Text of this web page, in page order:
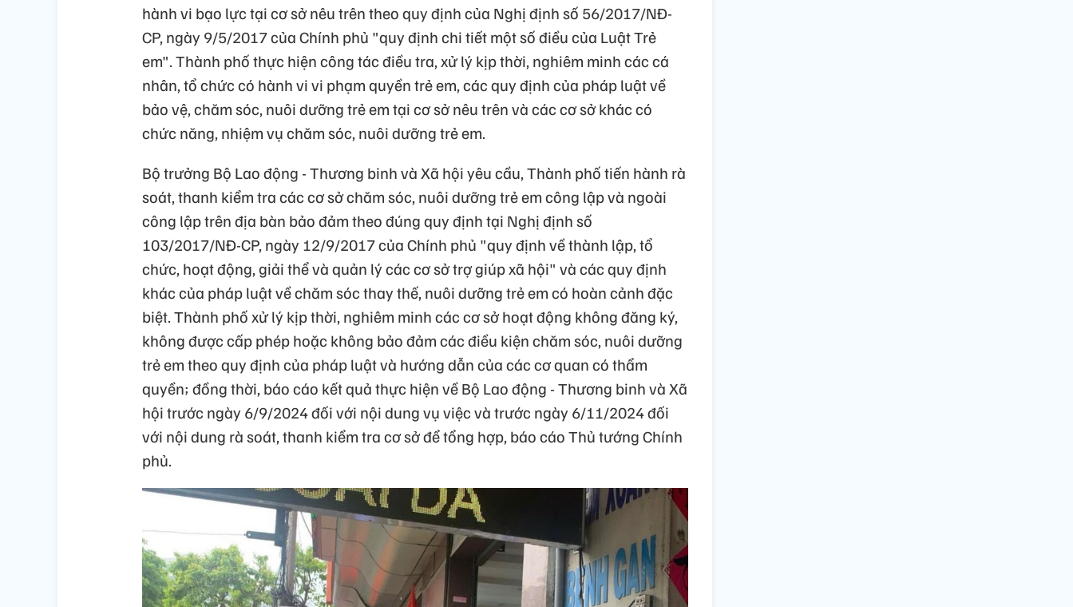
hành vi bạo lực tại cơ sở nêu trên theo quy định của Nghị định số 56/2017/NĐ-
CP, ngày 9/5/2017 của Chính phủ "quy định chi tiết một số điều của Luật Trẻ
em". Thành phố thực hiện công tác điều tra, xử lý kịp thời, nghiêm minh các cá
nhân, tổ chức có hành vi vi phạm quyền trẻ em, các quy định của pháp luật về
bảo vệ, chăm sóc, nuôi dưỡng trẻ em tại cơ sở nêu trên và các cơ sở khác có
chức năng, nhiệm vụ chăm sóc, nuôi dưỡng trẻ em.
Bộ trưởng Bộ Lao động - Thương binh và Xã hội yêu cầu, Thành phố tiến hành rà
soát, thanh kiểm tra các cơ sở chăm sóc, nuôi dưỡng trẻ em công lập và ngoài
công lập trên địa bàn bảo đảm theo đúng quy định tại Nghị định số
103/2017/NĐ-CP, ngày 12/9/2017 của Chính phủ "quy định về thành lập, tổ
chức, hoạt động, giải thể và quản lý các cơ sở trợ giúp xã hội" và các quy định
khác của pháp luật về chăm sóc thay thế, nuôi dưỡng trẻ em có hoàn cảnh đặc
biệt. Thành phố xử lý kịp thời, nghiêm minh các cơ sở hoạt động không đăng ký,
không được cấp phép hoặc không bảo đảm các điều kiện chăm sóc, nuôi dưỡng
trẻ em theo quy định của pháp luật và hướng dẫn của các cơ quan có thẩm
quyền; đồng thời, báo cáo kết quả thực hiện về Bộ Lao động - Thương binh và Xã
hội trước ngày 6/9/2024 đối với nội dung vụ việc và trước ngày 6/11/2024 đối
với nội dung rà soát, thanh kiểm tra cơ sở để tổng hợp, báo cáo Thủ tướng Chính
phủ.